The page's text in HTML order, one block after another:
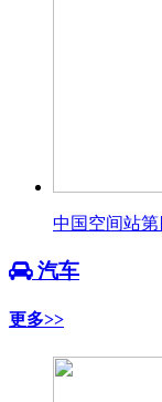
中国空间站
汽车
更多>>